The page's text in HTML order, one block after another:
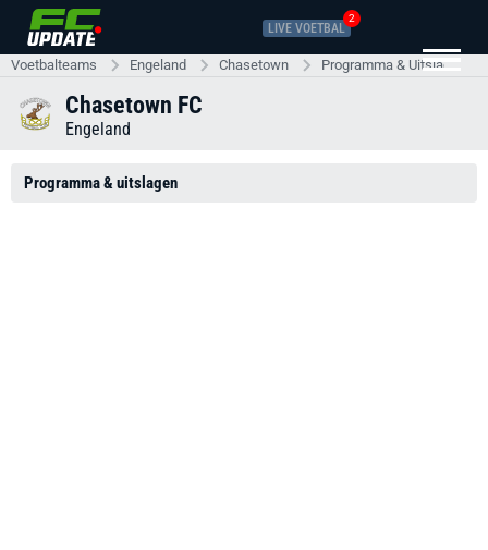
LIVE VOETBAL
2
Voetbalteams Engeland Chasetown Programma & Uitslagen
Chasetown FC
Engeland
Programma & uitslagen